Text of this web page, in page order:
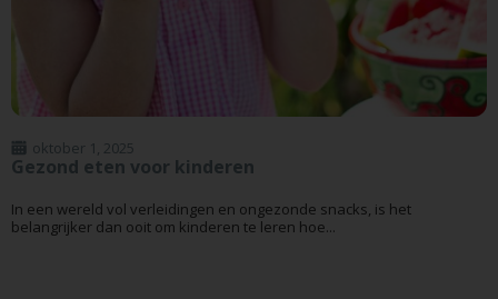
Gezond eten voor kinderen
oktober 1, 2025
In een wereld vol verleidingen en ongezonde snacks, is het
belangrijker dan ooit om kinderen te leren hoe...